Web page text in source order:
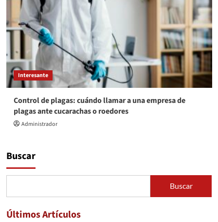
Interesante
Control de plagas: cuándo llamar a una empresa de
plagas ante cucarachas o roedores
Administrador
Buscar
Buscar
Últimos Artículos